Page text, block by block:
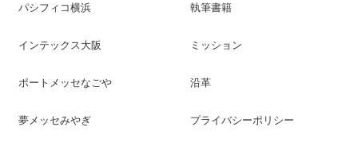
パシフィコ横浜
インテックス大阪
ポートメッセなごや
夢メッセみやぎ
執筆書籍
ミッション
沿革
プライバシーポリシー